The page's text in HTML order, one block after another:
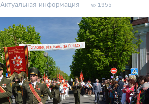
Актуальная информация 1955